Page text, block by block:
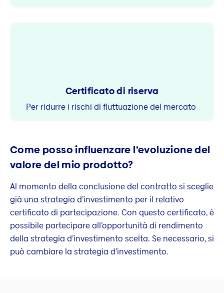
Certificato di riserva
Per ridurre i rischi di fluttuazione del mercato
Come posso influenzare l’evoluzione del
valore del mio prodotto?
Al momento della conclusione del contratto si sceglie
già una strategia d’investimento per il relativo
certificato di partecipazione. Con questo certificato, è
possibile partecipare all’opportunità di rendimento
della strategia d’investimento scelta. Se necessario, si
può cambiare la strategia d’investimento.